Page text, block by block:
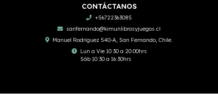
CONTÁCTANOS
+56722363085
sanfernando@kimunlibrosyjuegos.cl
Manuel Rodriguez 540-A, San Fernando, Chile.
Lun a Vie 10:30 a 20:00hrs
Sáb 10:30 a 16:30hrs